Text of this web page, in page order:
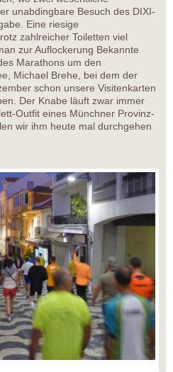
unabdingbare Besuch des DIXI-
Eine riesige
zahlreicher Toiletten viel
zur Auflockerung Bekannte
Marathons um den
Michael Brehe, bei dem der
schon unsere Visitenkarten
Der Knabe läuft zwar immer
Outfit eines Münchner Provinz-
wir ihm heute mal durchgehen